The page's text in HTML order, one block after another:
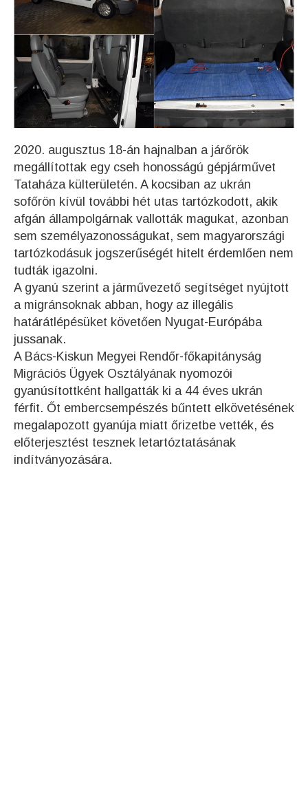
2020. augusztus 18-án hajnalban a járőrök
megállítottak egy cseh honosságú gépjárművet
Tataháza külterületén. A kocsiban az ukrán
sofőrön kívül további hét utas tartózkodott, akik
afgán állampolgárnak vallották magukat, azonban
sem személyazonosságukat, sem magyarországi
tartózkodásuk jogszerűségét hitelt érdemlően nem
tudták igazolni.
A gyanú szerint a járművezető segítséget nyújtott
a migránsoknak abban, hogy az illegális
határátlépésüket követően Nyugat-Európába
jussanak.
A Bács-Kiskun Megyei Rendőr-főkapitányság
Migrációs Ügyek Osztályának nyomozói
gyanúsítottként hallgatták ki a 44 éves ukrán
férfit. Őt embercsempészés bűntett elkövetésének
megalapozott gyanúja miatt őrizetbe vették, és
előterjesztést tesznek letartóztatásának
indítványozására.